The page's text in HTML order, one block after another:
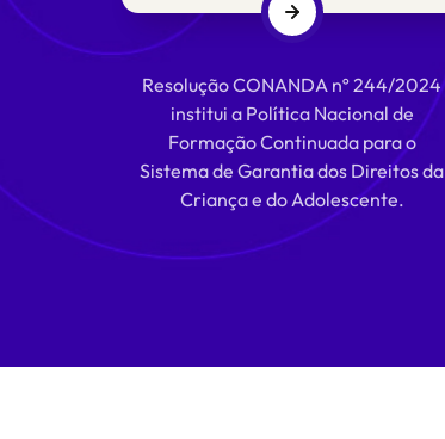
Resolução CONANDA nº 244/2024
institui a Política Nacional de
Formação Continuada para o
Sistema de Garantia dos Direitos da
Criança e do Adolescente.